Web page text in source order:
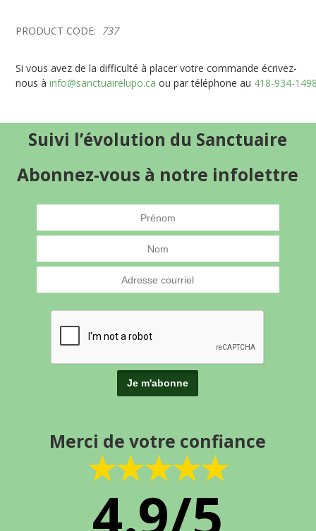
PRODUCT CODE: 737
Si vous avez de la difficulté à placer votre commande écrivez-
nous à info@sanctuairelupo.ca ou par téléphone au 418-934-
Suivi l’évolution du Sanctuaire
Abonnez-vous à notre infolettre
Merci de votre confiance
★★★★★
4.9/5